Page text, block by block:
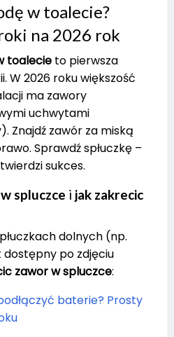
w toalecie?
na 2026 rok
toalecie to pierwsza
W 2026 roku większość
ma zawory
uchwytami
Znajdź zawór za miską
Sprawdź spłuczkę –
sukces.
spluczce i jak zakrecic
dolnych (np.
po zdjęciu
zawor w spluczce:
baterie? Prosty